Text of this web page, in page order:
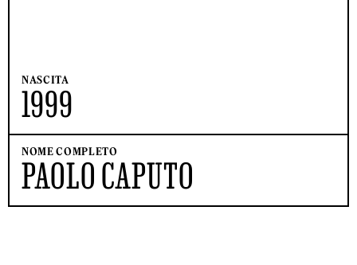
NASCITA
1999
NOME COMPLETO
PAOLO CAPUTO